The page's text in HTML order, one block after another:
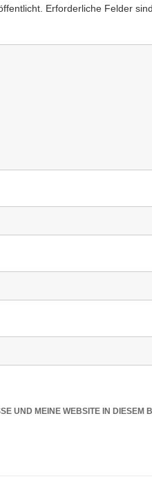
Erforderliche Felder
UND MEINE WEBSITE IN DIESEM